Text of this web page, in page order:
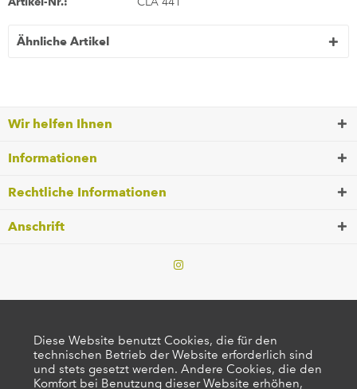
Ähnliche Artikel
Wir helfen Ihnen
Informationen
Rechtliche Informationen
Anschrift
Diese Website benutzt Cookies, die für den
technischen Betrieb der Website erforderlich sind
und stets gesetzt werden. Andere Cookies, die den
Komfort bei Benutzung dieser Website erhöhen,